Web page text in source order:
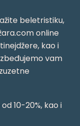
beletristiku,
online
kao i
vam
10-20%, kao i